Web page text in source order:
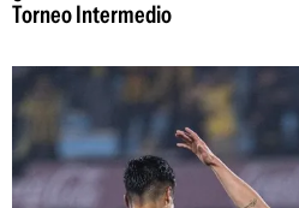
Torneo Intermedio